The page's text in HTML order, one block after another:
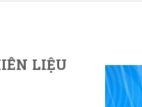
LIỆU